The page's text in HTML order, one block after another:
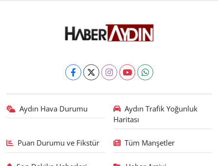
Aydın Hava Durumu
Aydın Trafik Yoğunluk
Haritası
Puan Durumu ve Fikstür Tüm Manşetler